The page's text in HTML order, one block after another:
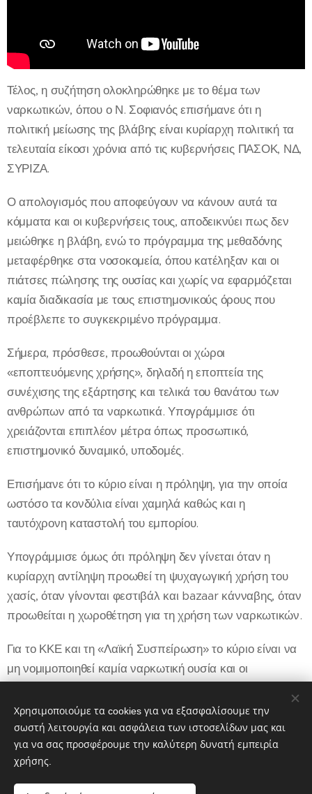
Τέλος, η συζήτηση ολοκληρώθηκε με το θέμα των
ναρκωτικών, όπου ο Ν. Σοφιανός επισήμανε ότι η
πολιτική μείωσης της βλάβης είναι κυρίαρχη πολιτική τα
τελευταία είκοσι χρόνια από τις κυβερνήσεις ΠΑΣΟΚ, ΝΔ,
ΣΥΡΙΖΑ.
Ο απολογισμός που αποφεύγουν να κάνουν αυτά τα
κόμματα και οι κυβερνήσεις τους, αποδεικνύει πως δεν
μειώθηκε η βλάβη, ενώ το πρόγραμμα της μεθαδόνης
μεταφέρθηκε στα νοσοκομεία, όπου κατέληξαν και οι
πιάτσες πώλησης της ουσίας και χωρίς να εφαρμόζεται
καμία διαδικασία με τους επιστημονικούς όρους που
προέβλεπε το συγκεκριμένο πρόγραμμα.
Σήμερα, πρόσθεσε, προωθούνται οι χώροι
«εποπτευόμενης χρήσης», δηλαδή η εποπτεία της
συνέχισης της εξάρτησης και τελικά του θανάτου των
ανθρώπων από τα ναρκωτικά. Υπογράμμισε ότι
χρειάζονται επιπλέον μέτρα όπως προσωπικό,
επιστημονικό δυναμικό, υποδομές.
Επισήμανε ότι το κύριο είναι η πρόληψη, για την οποία
ωστόσο τα κονδύλια είναι χαμηλά καθώς και η
ταυτόχρονη καταστολή του εμπορίου.
Υπογράμμισε όμως ότι πρόληψη δεν γίνεται όταν η
κυρίαρχη αντίληψη προωθεί τη ψυχαγωγική χρήση του
χασίς, όταν γίνονται φεστιβάλ και bazaar κάνναβης, όταν
προωθείται η χωροθέτηση για τη χρήση των ναρκωτικών.
Για το ΚΚΕ και τη «Λαϊκή Συσπείρωση» το κύριο είναι να
μη νομιμοποιηθεί καμία ναρκωτική ουσία και οι
απεξάρτησης με ταυτόχρονη στήριξη για την ένταξή τους
στην κοινωνία μετά την αποθεραπεία τους.
Χρησιμοποιούμε τα cookies για να εξασφαλίσουμε την
σωστή λειτουργία και ασφάλεια των ιστοσελίδων μας και
για να σας προσφέρουμε την καλύτερη δυνατή εμπειρία
χρήσης.